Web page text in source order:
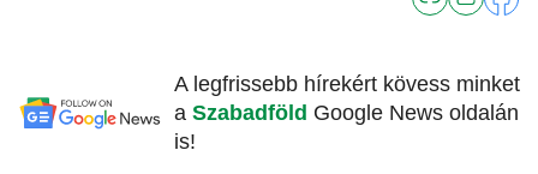
A legfrissebb hírekért kövess minket
a Szabadföld Google News oldalán
is!